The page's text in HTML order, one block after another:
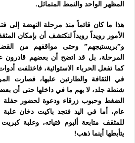
المظهر الواحد والنمط المتماثل.
هذا ما كان قائماً منذ مرحلة النهضة إلى
الأمور رويداً رويداً لنكتشف أن بإمكان
و”بريستيجهم” وحتى مواقفهم من
المرحلة، بل قد اتضح أن بعضهم قادرون
كما تفعل الحرباء الاستوائية، فاختلفت
في الثقافة والطارئين عليها، فصارت
شنطة جلد، لا يهم ما في داخلها حتى أن
الضغط وحبوب زرقاء ودعوة لحضور حفلة
عام، أما في اليد فتجد باكيت دخان
للمثقف متابعة ألبوم فتياته، وعلبة
يتأبطها أينما ذهب!